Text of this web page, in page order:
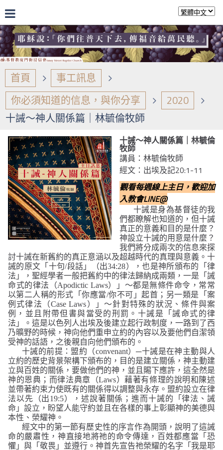
首頁
事工訊息
你必須知道的信息，與你分享
2020
十誡～神人關係篇｜林毓倫牧師
十誡～神人關係篇｜林毓倫
牧師
講員：林毓倫牧師
經文：出埃及記20:1-11
觀看每週線上主日，歡迎加
入教會LINE@
十誡是身為基督徒的我
們都瞭解也知道的，但十誡
真正的意義和目的是什麼？
神設立十誡的用意是什麼？
我們將分成兩次的信息來探
討十誡在新舊約的真正意涵以及超越時代的真理與意義。十
誡的原文「十句/段話」（出34:28），也是神所頒布的「律
法」，聖經學者一般把舊約中的律法歸納成兩類，一是「誡
命式的律法（Apodictic Laws）」～都是無條件命令，常常
以第二人稱的形式「你應當/你不可」起首；另一類是「案
例式律法（Case Laws）」～針對特殊的狀況、條件與案
例，並且附帶但書與當受的刑罰。十誡是「誡命式的律
法」。這是以色列人出埃及後建立起行政制度，一路到了西
乃曠野的時候，神向他們重申立約的內容以及要他們自潔領
受神的話語，之後親自向他們頒布的。
十誡的前提：盟約（convenant）─十誡是在神主動與人
立約的歷史背景架構下頒布的，目的是建立關係，神主動建
立與百姓的關係，要做他們的神，並且賜下應許，這全然是
神的恩典；而律法典章（Laws）藉著有條理的說明和陳述
並帶著約束力使既有的關係得以調整與永存。盟約設立在律
法以先（出19:5），述說著關係；進而十誡的「律法、誡
命」設立，盼望人能守約並且在各樣的事上彰顯神的美德與
本性、榮耀神。
經文中的第一節有歷史性的序言作為開頭，說明了這誡
命的嚴肅性，神直接地將祂的命令傳達，百姓都應當「恐
懼」與「敬畏」並遵行。神首先宣告祂榮耀的名字 「我是耶